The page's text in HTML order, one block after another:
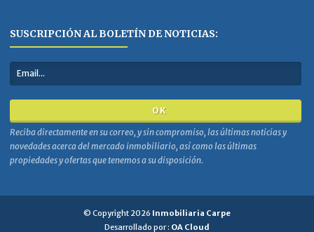
SUSCRIPCIÓN AL BOLETÍN DE NOTICIAS:
Reciba directamente en su correo, y sin compromiso, las últimas noticias y
novedades acerca del mercado inmobiliario, así como las últimas
propiedades y ofertas que tenemos a su disposición.
© Copyright 2026 Inmobiliaria Carpe
Desarrollado por : OA Cloud